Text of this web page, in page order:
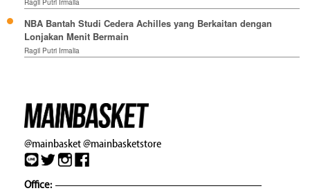
Ragil Putri Irmalia
NBA Bantah Studi Cedera Achilles yang Berkaitan dengan
Lonjakan Menit Bermain
Ragil Putri Irmalia
@mainbasket@mainbasketstore
Office: